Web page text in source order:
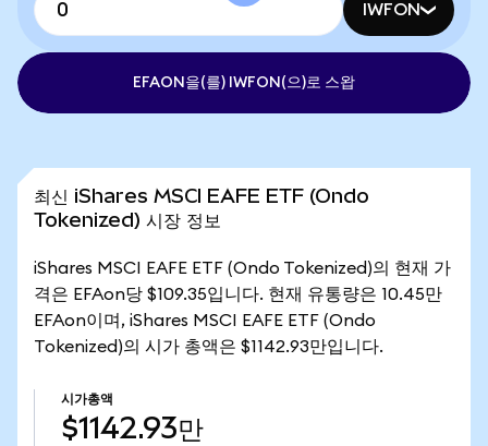
IWFON
EFAON을(를) IWFON(으)로 스왑
최신 iShares MSCI EAFE ETF (Ondo
Tokenized) 시장 정보
iShares MSCI EAFE ETF (Ondo Tokenized)의 현재 가
격은 EFAon당 $109.35입니다. 현재 유통량은 10.45만
EFAon이며, iShares MSCI EAFE ETF (Ondo
Tokenized)의 시가 총액은 $1142.93만입니다.
시가총액
$1142.93만